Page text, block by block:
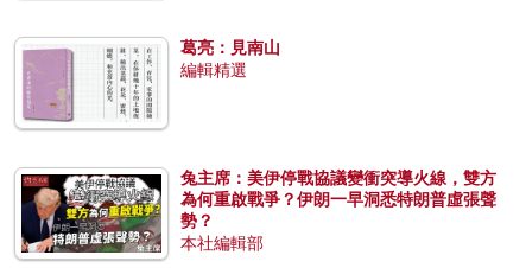
葛亮：見南山
編輯精選
兔主席：美伊停戰協議變衝突導火線，雙方
為何重啟戰爭？伊朗一早洞悉特朗普虛張聲
勢？
本社編輯部